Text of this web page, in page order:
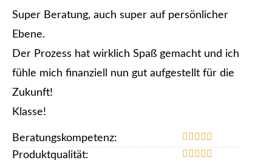
Super Beratung, auch super auf persönlicher
Ebene.
Der Prozess hat wirklich Spaß gemacht und ich
fühle mich finanziell nun gut aufgestellt für die
Zukunft!
Klasse!
Beratungskompetenz:
Produktqualität: